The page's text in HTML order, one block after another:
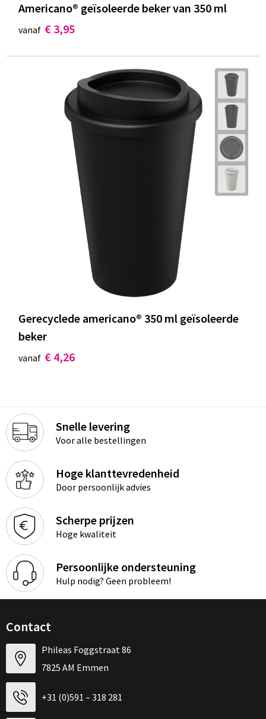
Americano® geïsoleerde beker van 350 ml
vanaf € 3,95
Gerecyclede americano® 350 ml geïsoleerde
beker
vanaf € 4,26
Snelle levering
Voor alle bestellingen
Hoge klanttevredenheid
Door persoonlijk advies
Scherpe prijzen
Hoge kwaliteit
Persoonlijke ondersteuning
Hulp nodig? Geen probleem!
Contact
Phileas Foggstraat 86
7825 AM Emmen
+31 (0)591 – 318 281